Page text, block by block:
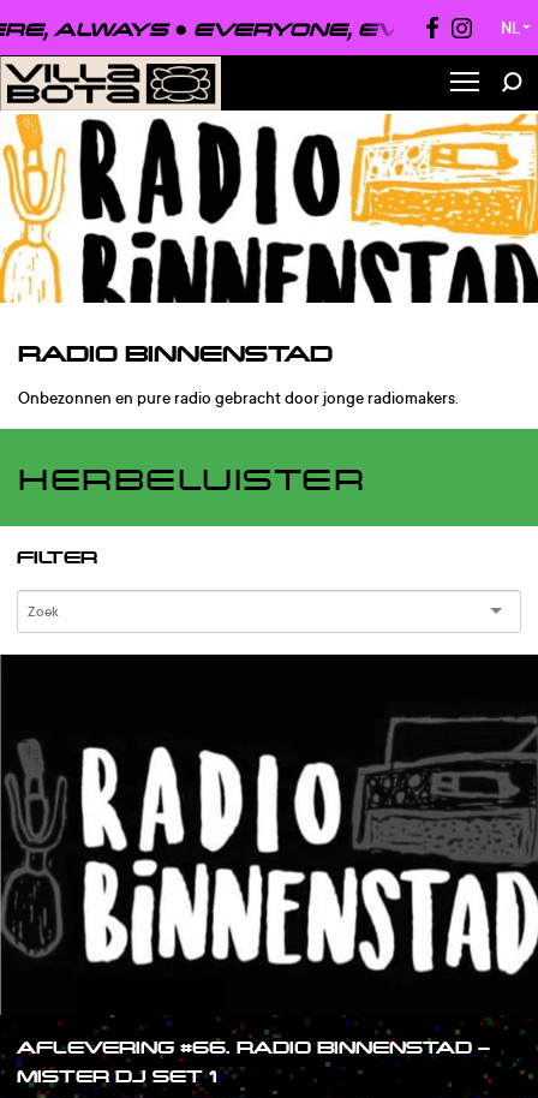
ALWAYS ● EVERYONE, EVERYWHERE,
NL ▼
RADIO BINNENSTAD
Onbezonnen en pure radio gebracht door jonge radiomakers.
HERBELUISTER
FILTER
AFLEVERING #66. RADIO BINNENSTAD –
MISTER DJ SET 1